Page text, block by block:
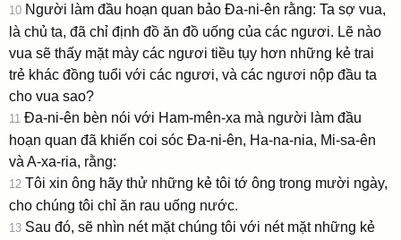
10 Người làm đầu hoạn quan bảo Ða-ni-ên rằng: Ta sợ vua,
là chủ ta, đã chỉ định đồ ăn đồ uống của các ngươi. Lẽ nào
vua sẽ thấy mặt mày các ngươi tiều tụy hơn những kẻ trai
trẻ khác đồng tuổi với các ngươi, và các ngươi nộp đầu ta
cho vua sao?
11 Ða-ni-ên bèn nói với Ham-mên-xa mà người làm đầu
hoạn quan đã khiến coi sóc Ða-ni-ên, Ha-na-nia, Mi-sa-ên
và A-xa-ria, rằng:
12 Tôi xin ông hãy thử những kẻ tôi tớ ông trong mười ngày,
cho chúng tôi chỉ ăn rau uống nước.
13 Sau đó, sẽ nhìn nét mặt chúng tôi với nét mặt những kẻ